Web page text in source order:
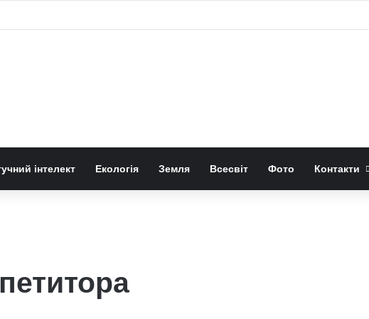
зберегла 300 мільйонів років історії Європи
інтелект Екологія Земля Всесвіт Фото Контакти